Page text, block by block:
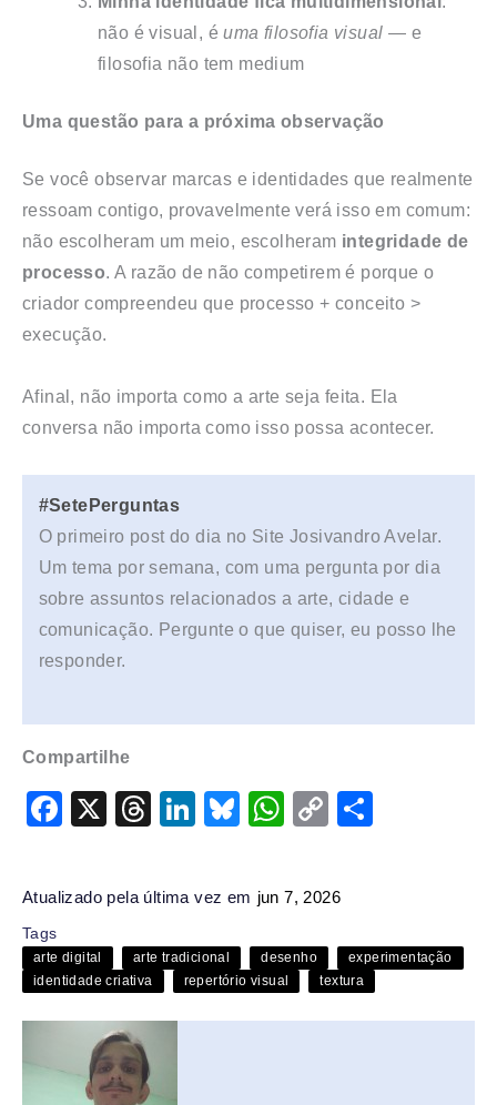
não é visual, éuma filosofia visual — e
filosofia não tem medium
Uma questão para a próxima observação
Se você observar marcas e identidades que realmente
ressoam contigo, provavelmente verá isso em comum:
não escolheram um meio, escolheram integridade de
processo. A razão de não competirem é porque o
criador compreendeu que processo + conceito >
execução.
Afinal, não importa como a arte seja feita. Ela
conversa não importa como isso possa acontecer.
#SetePerguntas
O primeiro post do dia no Site Josivandro Avelar.
Um tema por semana, com uma pergunta por dia
sobre assuntos relacionados a arte, cidade e
comunicação. Pergunte o que quiser, eu posso lhe
responder.
Compartilhe
F
e
b
o
o
X
T
a
d
s
Li
e
dI
n
Bl
s
k
y
W
s
A
p
p
C
y
Li
n
k
Atualizado pela última vez em jun 7, 2026
Tags
arte digital arte tradicional desenho
experimentação
identidade criativa
repertório visual textura